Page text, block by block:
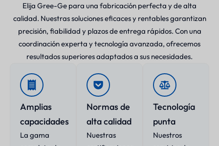
Elija Gree-Ge para una fabricación perfecta y de alta
calidad. Nuestras soluciones eficaces y rentables garantizan
precisión, fiabilidad y plazos de entrega rápidos. Con una
coordinación experta y tecnología avanzada, ofrecemos
resultados superiores adaptados a sus necesidades.
Amplias
capacidades
La gama
Normas de
alta calidad
Nuestras
Tecnología
punta
Nuestros